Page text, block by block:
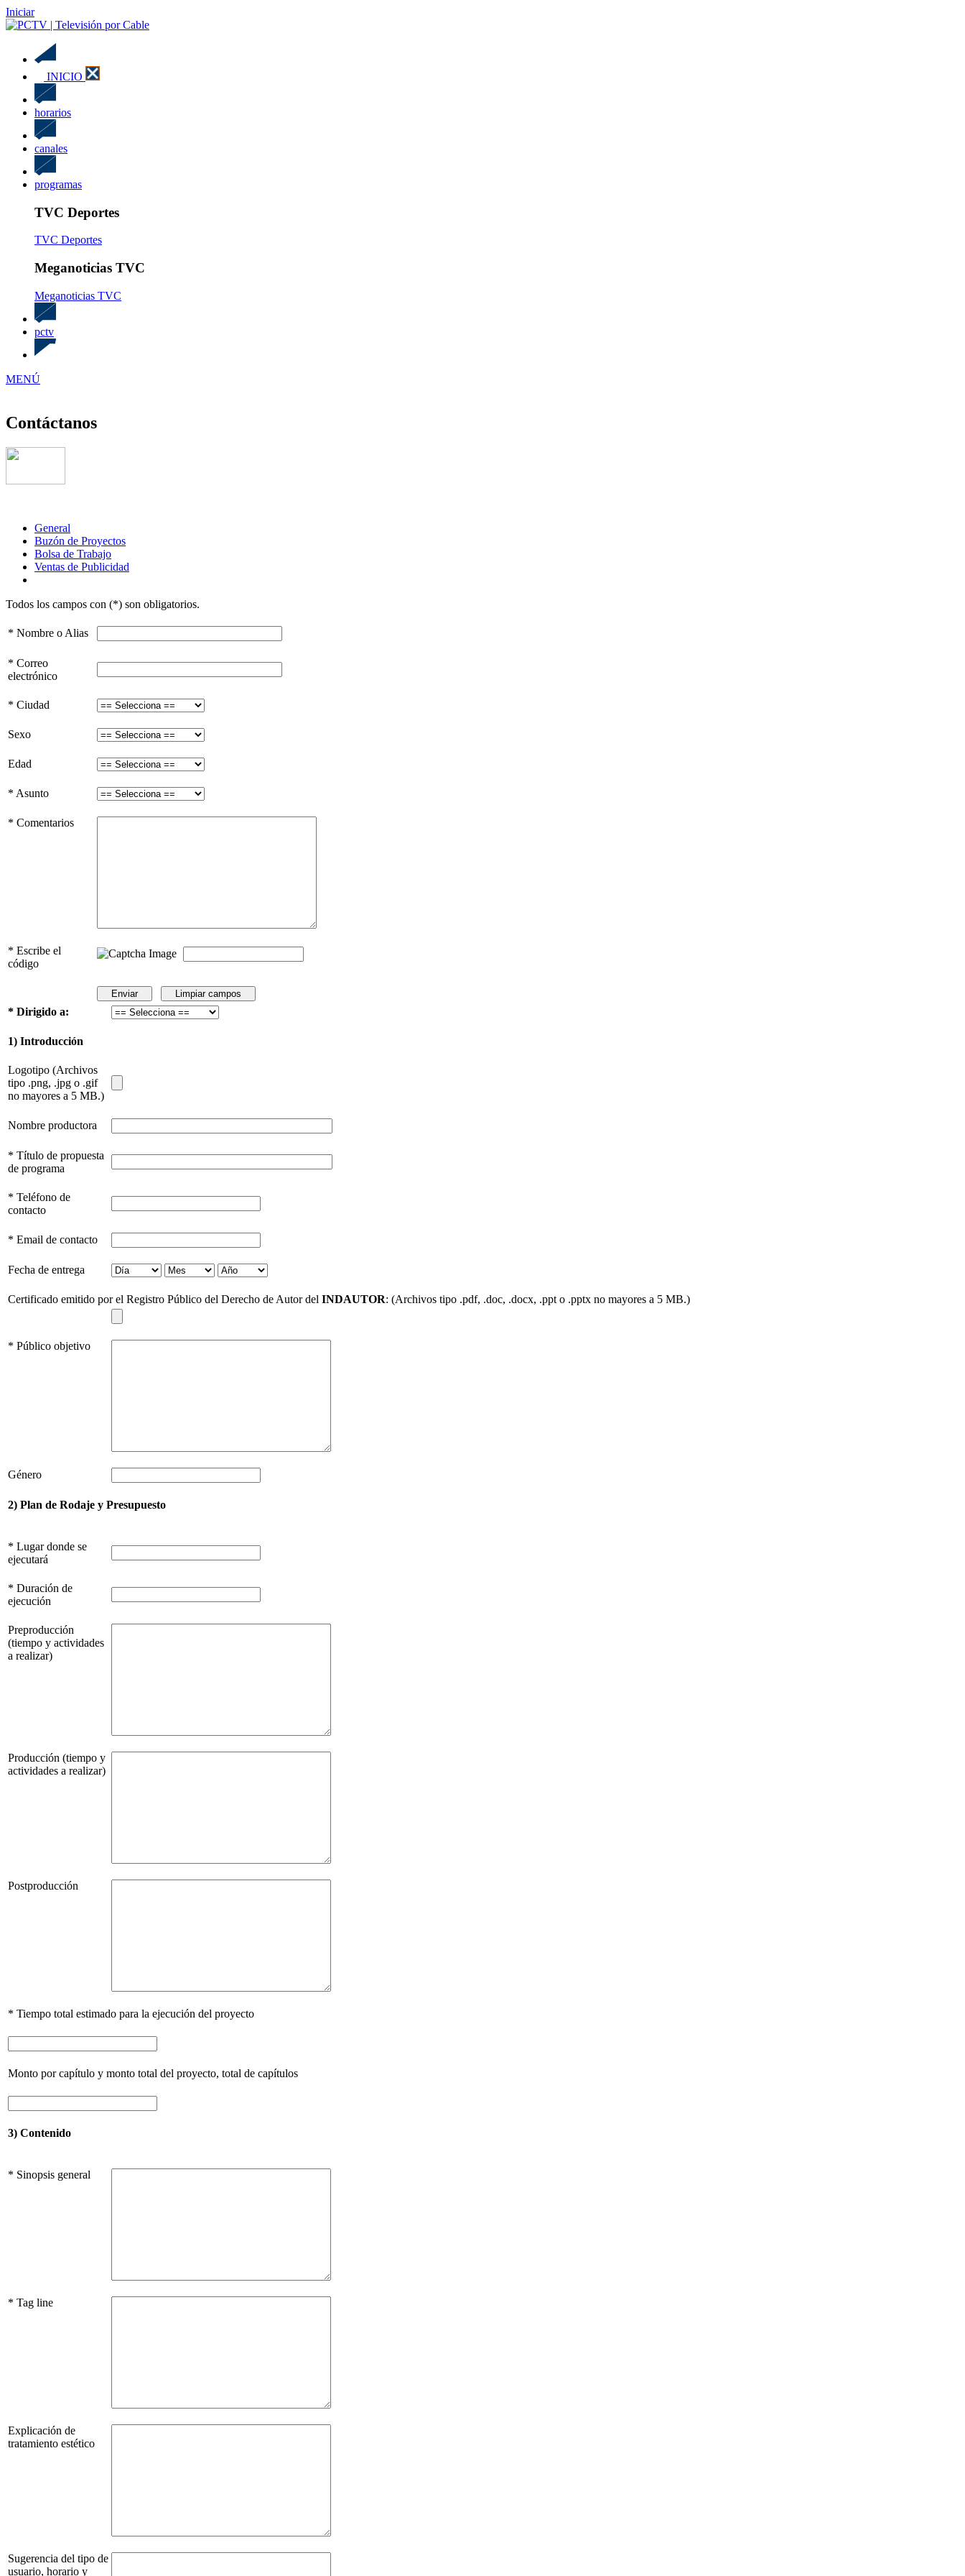
Iniciar
INICIO
horarios
canales
programas
TVC Deportes
TVC Deportes
Meganoticias TVC
Meganoticias TVC
pctv
MENÚ
Contáctanos
General
Buzón de Proyectos
Bolsa de Trabajo
Ventas de Publicidad
Todos los campos con (*) son obligatorios.
* Nombre o Alias
* Correo
electrónico
* Ciudad
Sexo
Edad
* Asunto
* Comentarios
* Escribe el
código
* Dirigido a:
1) Introducción
Logotipo (Archivos
tipo .png, .jpg o .gif
no mayores a 5 MB.)
Nombre productora
* Título de propuesta
de programa
* Teléfono de
contacto
* Email de contacto
Fecha de entrega
Certificado emitido por el Registro Público del Derecho de Autor del INDAUTOR: (Archivos tipo .pdf, .doc, .docx, .ppt o .pptx no mayores a 5 MB.)
* Público objetivo
Género
2) Plan de Rodaje y Presupuesto
* Lugar donde se
ejecutará
* Duración de
ejecución
Preproducción
(tiempo y actividades
a realizar)
Producción (tiempo y
actividades a realizar)
Postproducción
* Tiempo total estimado para la ejecución del proyecto
Monto por capítulo y monto total del proyecto, total de capítulos
3) Contenido
* Sinopsis general
* Tag line
Explicación de
tratamiento estético
Sugerencia del tipo de
usuario, horario y